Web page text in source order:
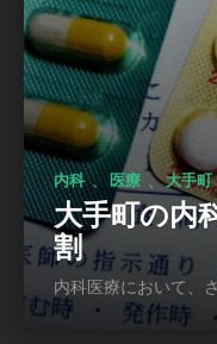
内科 、 医療 、大手町
大手町の内
割
内科医療において、